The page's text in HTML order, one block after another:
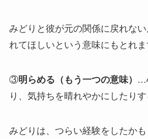
みどりと彼が元の関係に戻れな
れてほしいという意味にもとれま
③明らめる（もう一つの意味）
…
り、気持ちを晴れやかにしたりす
みどりは、つらい経験をしたか